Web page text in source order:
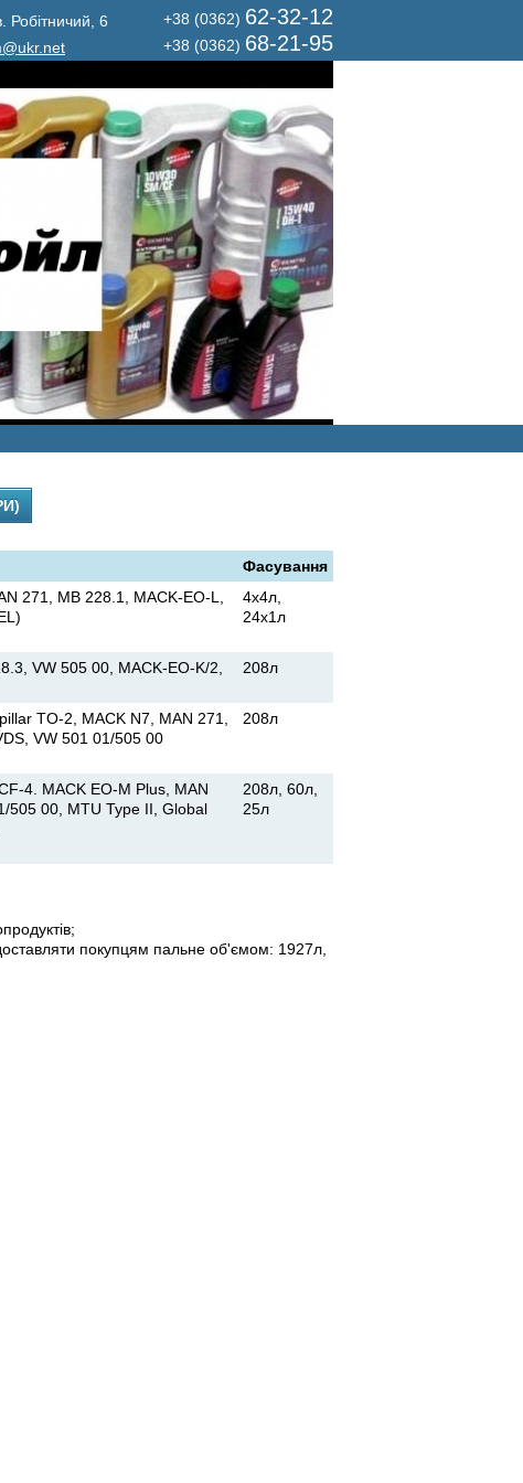
Робітничий, 6 +38 (0362) 62-32-12
+38 (0362) 68-21-95
Фасування
271, MB 228.1, MACK-EO-L,
4x4л,
24x1л
VW 505 00, MACK-EO-K/2,
208л
TO-2, MACK N7, MAN 271,
VW 501 01/505 00
208л
4. MACK EO-M Plus, MAN
505 00, MTU Type II, Global
208л, 60л,
25л
покупцям пальне об'ємом: 1927л,